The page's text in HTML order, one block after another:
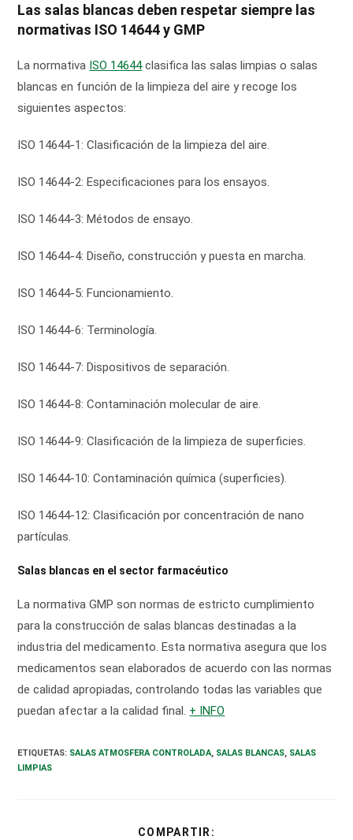
Las salas blancas deben respetar siempre las
normativas ISO 14644 y GMP
La normativa ISO 14644clasifica las salas limpias o salas
blancas en función de la limpieza del aire y recoge los
siguientes aspectos:
ISO 14644-1: Clasificación de la limpieza del aire.
ISO 14644-2: Especificaciones para los ensayos.
ISO 14644-3: Métodos de ensayo.
ISO 14644-4: Diseño, construcción y puesta en marcha.
ISO 14644-5: Funcionamiento.
ISO 14644-6: Terminología.
ISO 14644-7: Dispositivos de separación.
ISO 14644-8: Contaminación molecular de aire.
ISO 14644-9: Clasificación de la limpieza de superficies.
ISO 14644-10: Contaminación química (superficies).
ISO 14644-12: Clasificación por concentración de nano
partículas.
Salas blancas en el sector farmacéutico
La normativa GMP son normas de estricto cumplimiento
para la construcción de salas blancas destinadas a la
industria del medicamento. Esta normativa asegura que los
medicamentos sean elaborados de acuerdo con las normas
de calidad apropiadas, controlando todas las variables que
puedan afectar a la calidad final. + INFO
ETIQUETAS: SALAS ATMOSFERA CONTROLADA, SALAS BLANCAS, SALAS
LIMPIAS
COMPARTIR: